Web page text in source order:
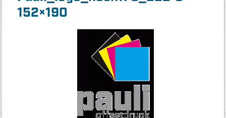
152×190